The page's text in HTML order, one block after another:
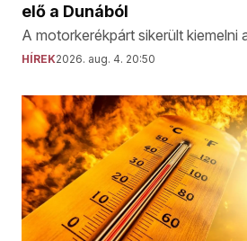
elő a Dunából
A motorkerékpárt sikerült kiemelni
HÍREK2026. aug. 4. 20:50